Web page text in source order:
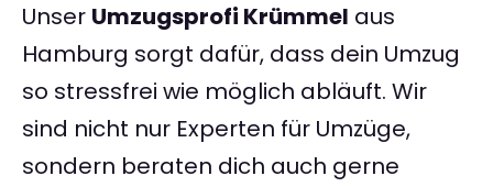
Unser Umzugsprofi Krümmel aus
Hamburg sorgt dafür, dass dein Umzug
so stressfrei wie möglich abläuft. Wir
sind nicht nur Experten für Umzüge,
sondern beraten dich auch gerne